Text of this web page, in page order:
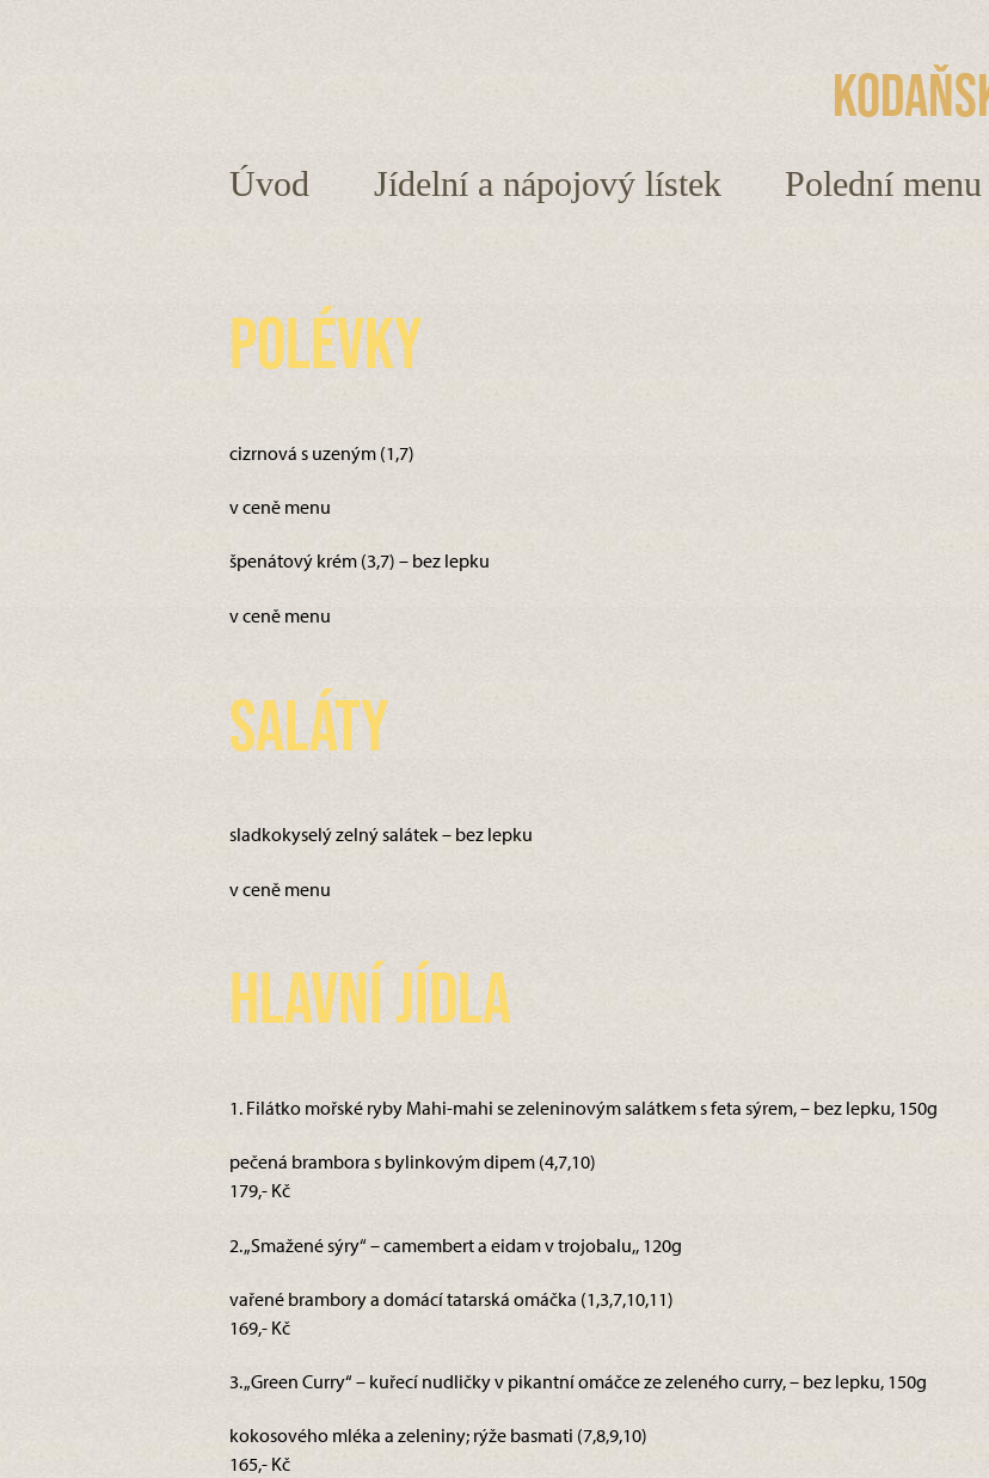
Úvod Jídelní a nápojový lístek Polední menu
Polévky
cizrnová s uzeným (1,7)
v ceně menu
špenátový krém (3,7) – bez lepku
v ceně menu
Saláty
sladkokyselý zelný salátek – bez lepku
v ceně menu
Hlavní jídla
1. Filátko mořské ryby Mahi-mahi se zeleninovým salátkem s feta sýrem, – bez lepku, 150g
pečená brambora s bylinkovým dipem (4,7,10)
179,- Kč
2. „Smažené sýry“ – camembert a eidam v trojobalu,, 120g
vařené brambory a domácí tatarská omáčka (1,3,7,10,11)
169,- Kč
3. „Green Curry“ – kuřecí nudličky v pikantní omáčce ze zeleného curry, – bez lepku, 150g
kokosového mléka a zeleniny; rýže basmati (7,8,9,10)
165,- Kč